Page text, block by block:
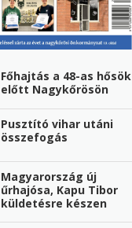
Főhajtás a 48-as hősök
előtt Nagykőrösön
Pusztító vihar utáni
összefogás
Magyarország új
űrhajósa, Kapu Tibor
küldetésre készen